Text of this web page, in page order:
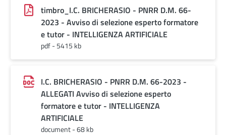
timbro_I.C. BRICHERASIO - PNRR D.M. 66-
2023 - Avviso di selezione esperto formatore
e tutor - INTELLIGENZA ARTIFICIALE
pdf - 5415 kb
I.C. BRICHERASIO - PNRR D.M. 66-2023 -
ALLEGATI Avviso di selezione esperto
formatore e tutor - INTELLIGENZA
ARTIFICIALE
document - 68 kb